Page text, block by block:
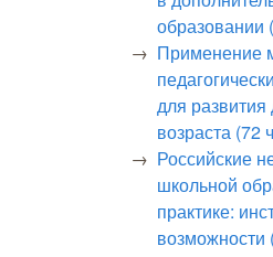
образовании
Применение
для развития
возраста (72
Российские
школьной
практике:
возможности